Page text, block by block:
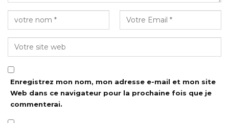
Enregistrez mon nom, mon adresse e-mail et mon site
Web dans ce navigateur pour la prochaine fois que je
commenterai.